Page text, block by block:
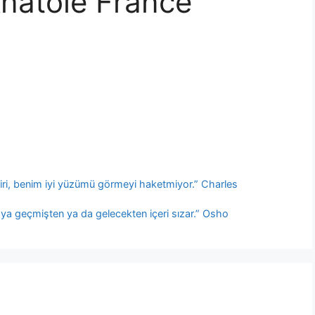
benim iyi yüzümü görmeyi haketmiyor.” Charles
geçmişten ya da gelecekten içeri sızar.” Osho